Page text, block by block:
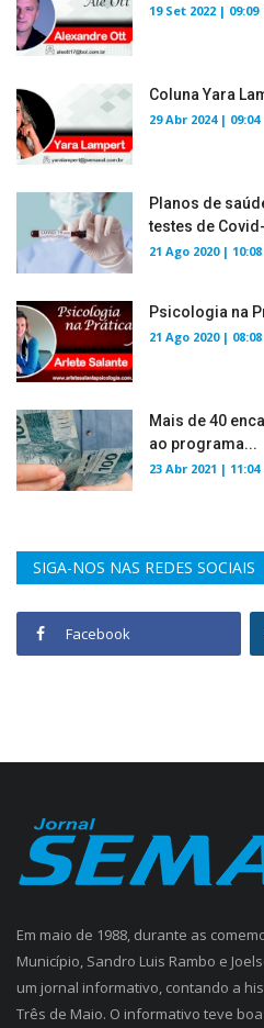
19 Set 2022 | 09:09
Coluna Yara
29 Abr 2024 | 09:04
Planos de
testes de
21 Ago 2020 | 10:08
Psicologia na
21 Ago 2020 | 08:08
Mais de 40
ao programa...
23 Abr 2021 | 11:04
SIGA-NOS NAS REDES SOCIAIS
Facebook
Em maio de 1988, durante as
Município, Sandro Luis Rambo e
um jornal informativo, contando a
Três de Maio. O informativo teve